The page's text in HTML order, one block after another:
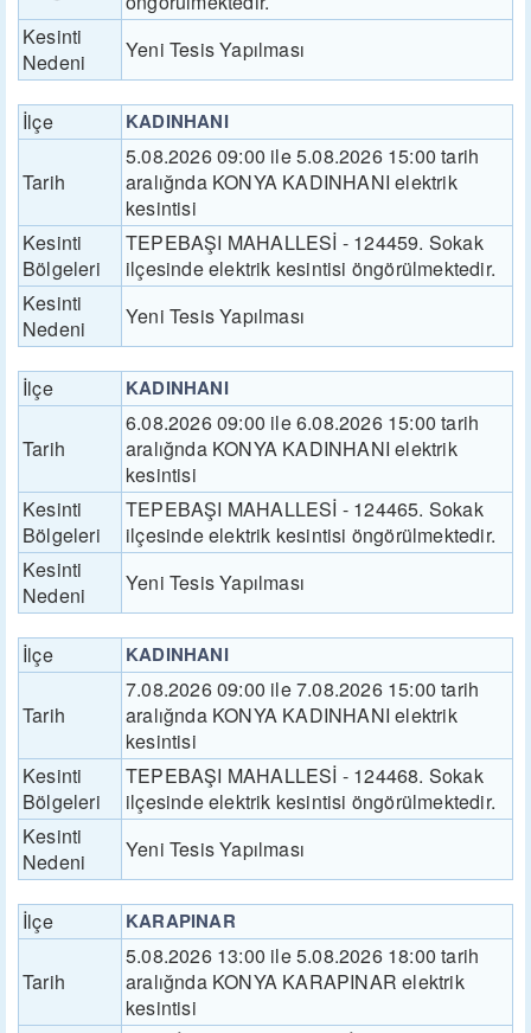
Kesinti
Nedeni
Yeni Tesis Yapılması
İlçe KADINHANI
Tarih
5.08.2026 09:00 ile 5.08.2026 15:00 tarih
aralığnda KONYA KADINHANI elektrik
kesintisi
Kesinti
Bölgeleri
TEPEBAŞI MAHALLESİ - 124459. Sokak
ilçesinde elektrik kesintisi öngörülmektedir.
Kesinti
Nedeni
Yeni Tesis Yapılması
İlçe KADINHANI
Tarih
6.08.2026 09:00 ile 6.08.2026 15:00 tarih
aralığnda KONYA KADINHANI elektrik
kesintisi
Kesinti
Bölgeleri
TEPEBAŞI MAHALLESİ - 124465. Sokak
ilçesinde elektrik kesintisi öngörülmektedir.
Kesinti
Nedeni
Yeni Tesis Yapılması
İlçe KADINHANI
Tarih
7.08.2026 09:00 ile 7.08.2026 15:00 tarih
aralığnda KONYA KADINHANI elektrik
kesintisi
Kesinti
Bölgeleri
TEPEBAŞI MAHALLESİ - 124468. Sokak
ilçesinde elektrik kesintisi öngörülmektedir.
Kesinti
Nedeni
Yeni Tesis Yapılması
İlçe KARAPINAR
Tarih
5.08.2026 13:00 ile 5.08.2026 18:00 tarih
aralığnda KONYA KARAPINAR elektrik
kesintisi